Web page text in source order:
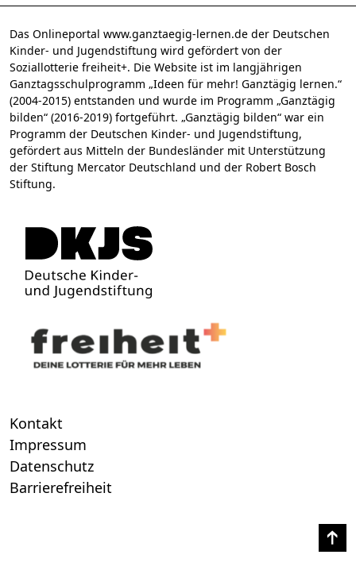
Das Onlineportal www.ganztaegig-lernen.de der Deutschen
Kinder- und Jugendstiftung wird gefördert von der
Soziallotterie freiheit+. Die Website ist im langjährigen
Ganztagsschulprogramm „Ideen für mehr! Ganztägig lernen.“
(2004-2015) entstanden und wurde im Programm „Ganztägig
bilden“ (2016-2019) fortgeführt. „Ganztägig bilden“ war ein
Programm der Deutschen Kinder- und Jugendstiftung,
gefördert aus Mitteln der Bundesländer mit Unterstützung
der Stiftung Mercator Deutschland und der Robert Bosch
Stiftung.
Kontakt
Impressum
Datenschutz
Barrierefreiheit